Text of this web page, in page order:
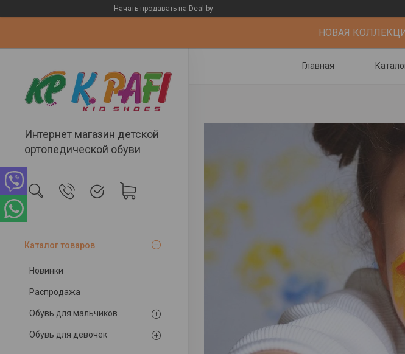
Начать продавать на Deal.by
НОВАЯ
Интернет магазин детской
ортопедической обуви
Каталог товаров
Новинки
Распродажа
Обувь для мальчиков
Обувь для девочек
Главная